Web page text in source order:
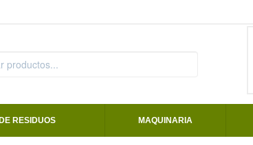
RESIDUOS MAQUINARIA